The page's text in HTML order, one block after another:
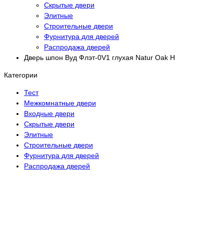
Скрытые двери
Элитные
Строительные двери
Фурнитура для дверей
Распродажа дверей
Дверь шпон Вуд Флэт-0V1 глухая Natur Oak H
Категории
Тест
Межкомнатные двери
Входные двери
Скрытые двери
Элитные
Строительные двери
Фурнитура для дверей
Распродажа дверей